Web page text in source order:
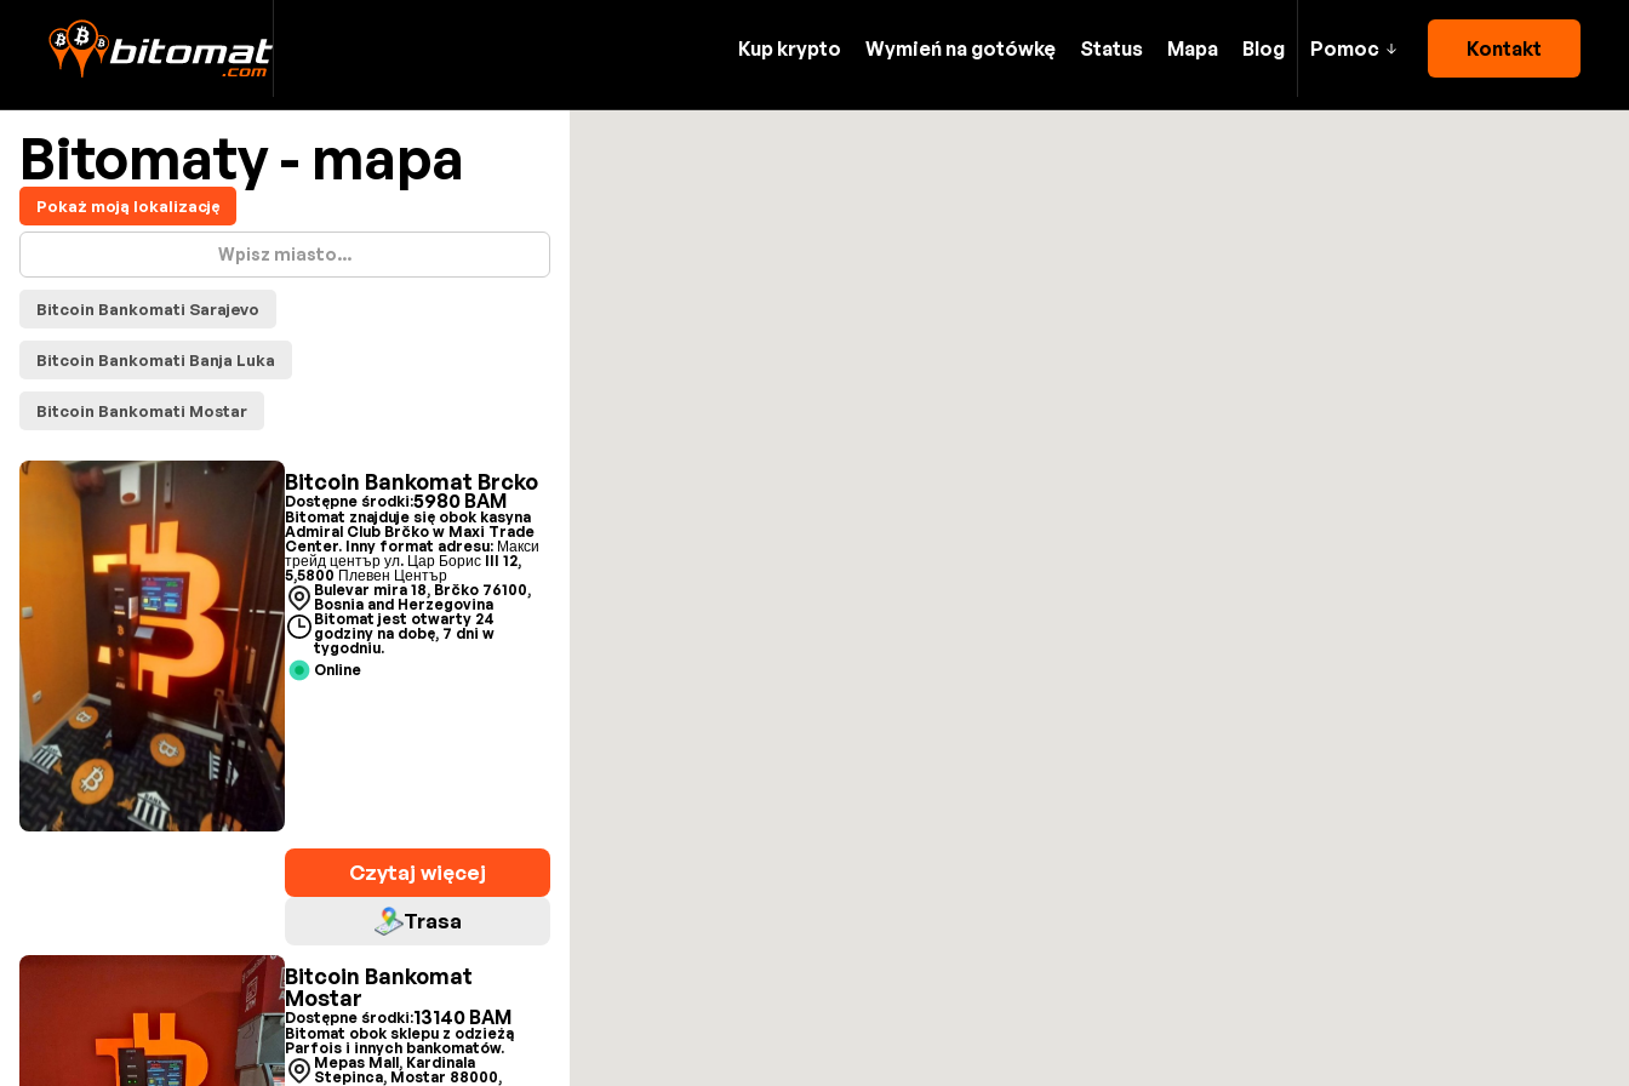
Kup krypto Wymień na gotówkę Status Mapa Blog Pomoc Kontakt
Bitomaty - mapa
Pokaż moją lokalizację
Bitcoin Bankomati Sarajevo
Bitcoin Bankomati Banja Luka
Bitcoin Bankomati Mostar
Bitcoin Bankomat Brcko
Dostępne środki:5980 BAM
Bitomat znajduje się obok kasyna
Admiral Club Brčko w Maxi Trade
Center. Inny format adresu: Макси
трейд център ул. Цар Борис III 12,
5,5800 Плевен Център
Bulevar mira 18, Brčko 76100,
Bosnia and Herzegovina
Bitomat jest otwarty 24
godziny na dobę, 7 dni w
tygodniu.
Online
Czytaj więcej
Trasa
Bitcoin Bankomat
Mostar
Dostępne środki:13140 BAM
Bitomat obok sklepu z odzieżą
Parfois i innych bankomatów.
Mepas Mall, Kardinala
Stepinca, Mostar 88000,